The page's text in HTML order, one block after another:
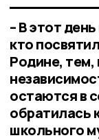
– В этот
кто
Родине, тем,
остаются в
обратилась
школьного